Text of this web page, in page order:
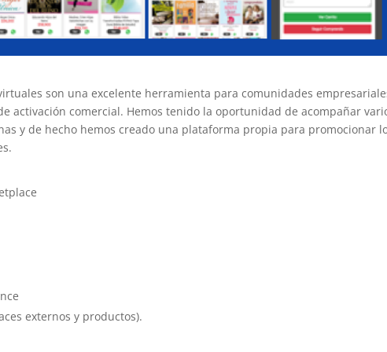
son una excelente herramienta para comunidades
activación comercial. Hemos tenido la oportunidad de acompañar
y de hecho hemos creado una plataforma propia para promocionar
externos y productos).